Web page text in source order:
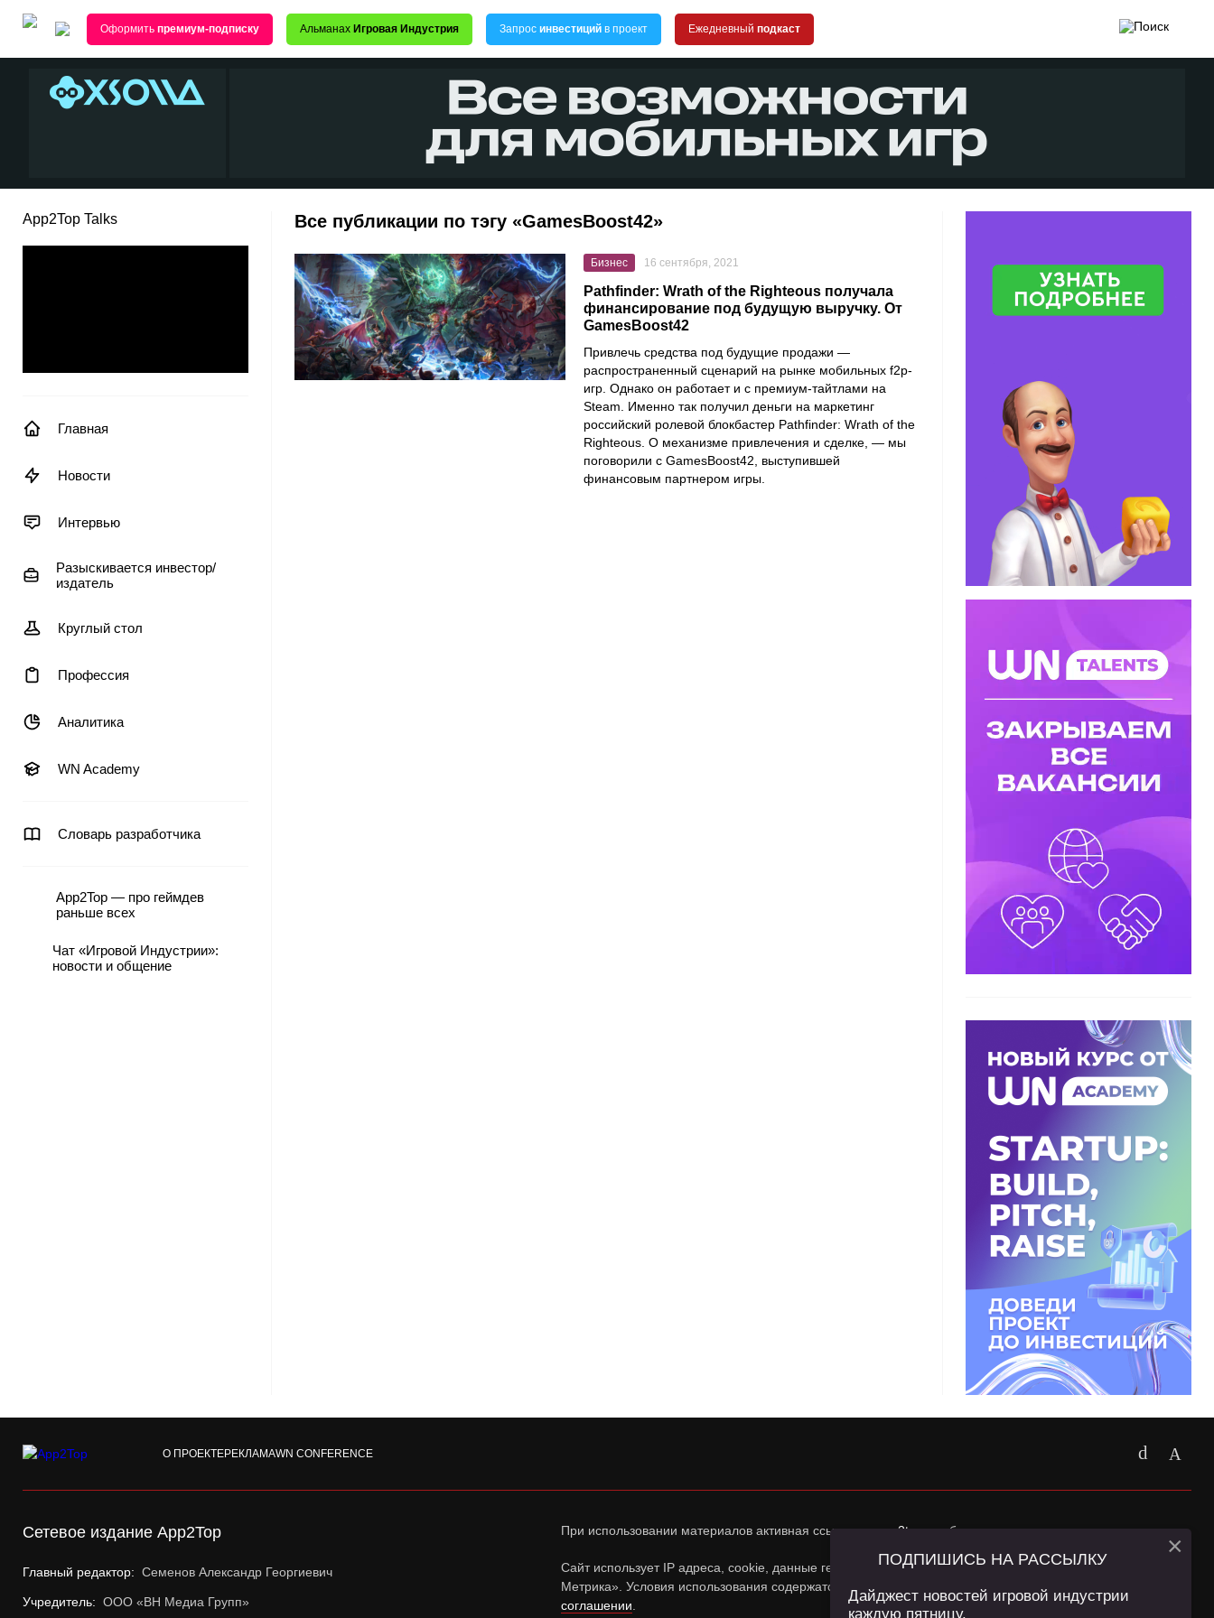
Оформить премиум-подписку Альманах Игровая Индустрия Запрос инвестиций в проект Ежедневный подкаст
App2Top Talks
Главная
Новости
Интервью
Разыскивается инвестор/
издатель
Круглый стол
Профессия
Аналитика
WN Academy
Словарь разработчика
App2Top — про геймдев
раньше всех
Чат «Игровой Индустрии»:
новости и общение
Все публикации по тэгу «GamesBoost42»
Бизнес 16 сентября, 2021
Pathfinder: Wrath of the Righteous получала
финансирование под будущую выручку. От
GamesBoost42
Привлечь средства под будущие продажи —
распространенный сценарий на рынке мобильных f2p-
игр. Однако он работает и с премиум-тайтлами на
Steam . Именно так получил деньги на маркетинг
российский ролевой блокбастер Pathfinder: Wrath of the
Righteous . О механизме привлечения и сделке, — мы
поговорили с GamesBoost42 , выступившей
финансовым партнером игры.
О ПРОЕКТЕРЕКЛАМАWN CONFERENCE
Сетевое издание App2Top
Главный редактор: Семенов Александр Георгиевич
Учредитель: ООО «ВН Медиа Групп»
При использовании материалов активная ссылка наapp2top.ruобязательна.
Сайт использует IP адреса, cookie, данные геолокации Пользователей сайта и сервис «Яндекс
Метрика». Условия использования содержатся в
Политике конфиденциальностии
соглашении
ПОДПИШИСЬ НА РАССЫЛКУ
Дайджест новостей игровой индустрии
каждую пятницу.
×